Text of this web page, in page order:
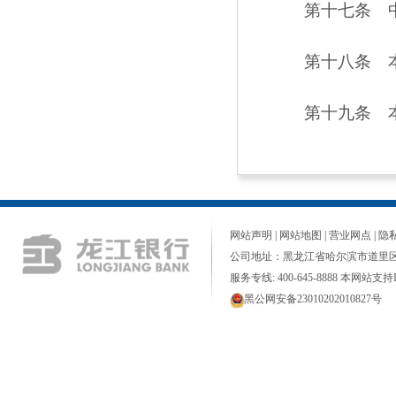
第十七条 中
第十八条 本
第十九条 本
网站声明 网站地图 营业网点
隐
公司地址：黑龙江省哈尔滨市道里
服务专线: 400-645-8888 本网站支持
黑公网安备23010202010827号